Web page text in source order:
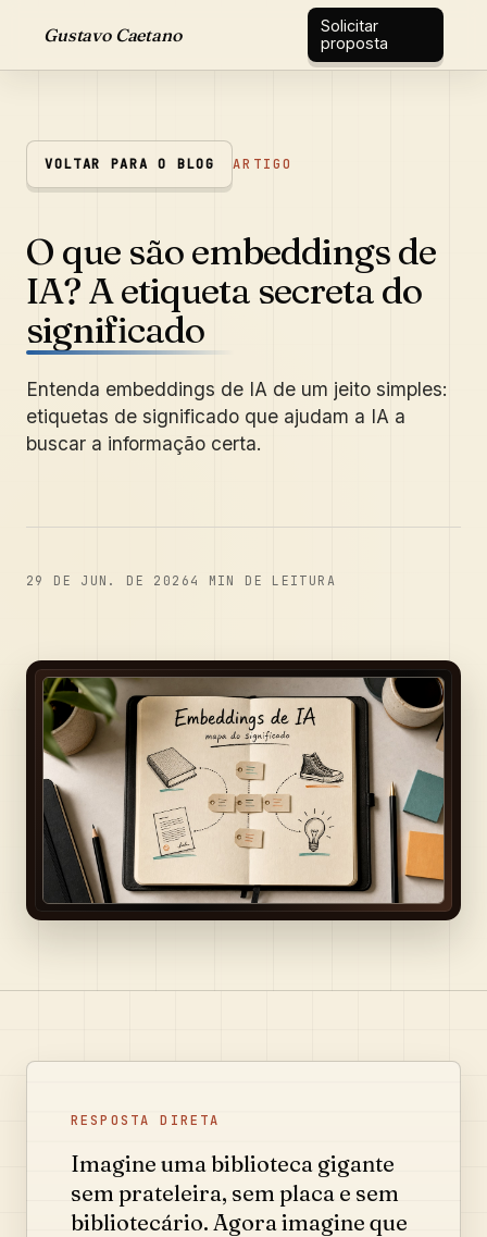
Gustavo Caetano
Solicitar
proposta
VOLTAR PARA O BLOG ARTIGO
O que são embeddings de
IA? A etiqueta secreta do
significado
Entenda embeddings de IA de um jeito simples:
etiquetas de significado que ajudam a IA a
buscar a informação certa.
29 DE JUN. DE 2026 4 MIN DE LEITURA
RESPOSTA DIRETA
Imagine uma biblioteca gigante
sem prateleira, sem placa e sem
bibliotecário. Agora imagine que